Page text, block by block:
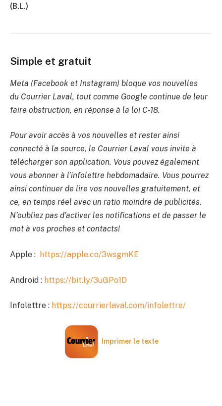
(B.L.)
Simple et gratuit
Meta (Facebook et Instagram) bloque vos nouvelles
du Courrier Laval, tout comme Google continue de leur
faire obstruction, en réponse à la loi C-18.
Pour avoir accès à vos nouvelles et rester ainsi
connecté à la source, le Courrier Laval vous invite à
télécharger son application. Vous pouvez également
vous abonner à l’infolettre hebdomadaire. Vous pourrez
ainsi continuer de lire vos nouvelles gratuitement, et
ce, en temps réel avec un ratio moindre de publicités.
N’oubliez pas d’activer les notifications et de passer le
mot à vos proches et contacts!
Apple : https://apple.co/3wsgmKE
Android : https://bit.ly/3uGPo1D
Infolettre : https://courrierlaval.com/infolettre/
Imprimer le texte